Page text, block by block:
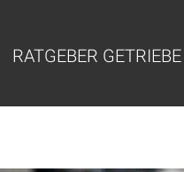
RATGEBER GETRIEBE